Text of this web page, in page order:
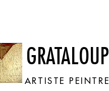
GRATALOUP
ARTISTE PEINTRE